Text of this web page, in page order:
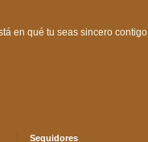
en qué tu seas sincero contigo
Seguidores